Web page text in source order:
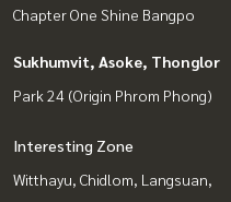
Chapter One Shine Bangpo
Sukhumvit, Asoke, Thonglor
Park 24 (Origin Phrom Phong)
Interesting Zone
Witthayu, Chidlom, Langsuan,